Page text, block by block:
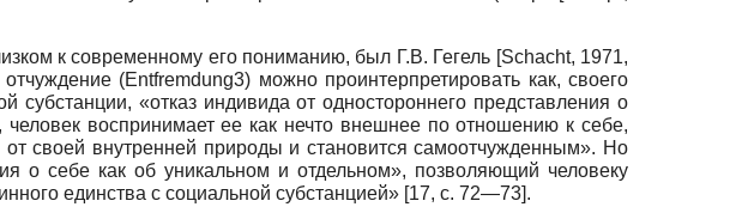
к современному его пониманию, был Г.В. Гегель [Schacht, 1971,
отчуждение (Entfremdung3) можно проинтер­претировать как, своего
субстанции, «отказ индивида от одностороннего представления о
воспринимает ее как нечто внешнее по отношению к себе,
от своей внутренней природы и становится самоотчужденным». Но
о себе как об уникальном и отдельном», позволяющий человеку
единства с социальной субстанцией» [17, с. 72—73].